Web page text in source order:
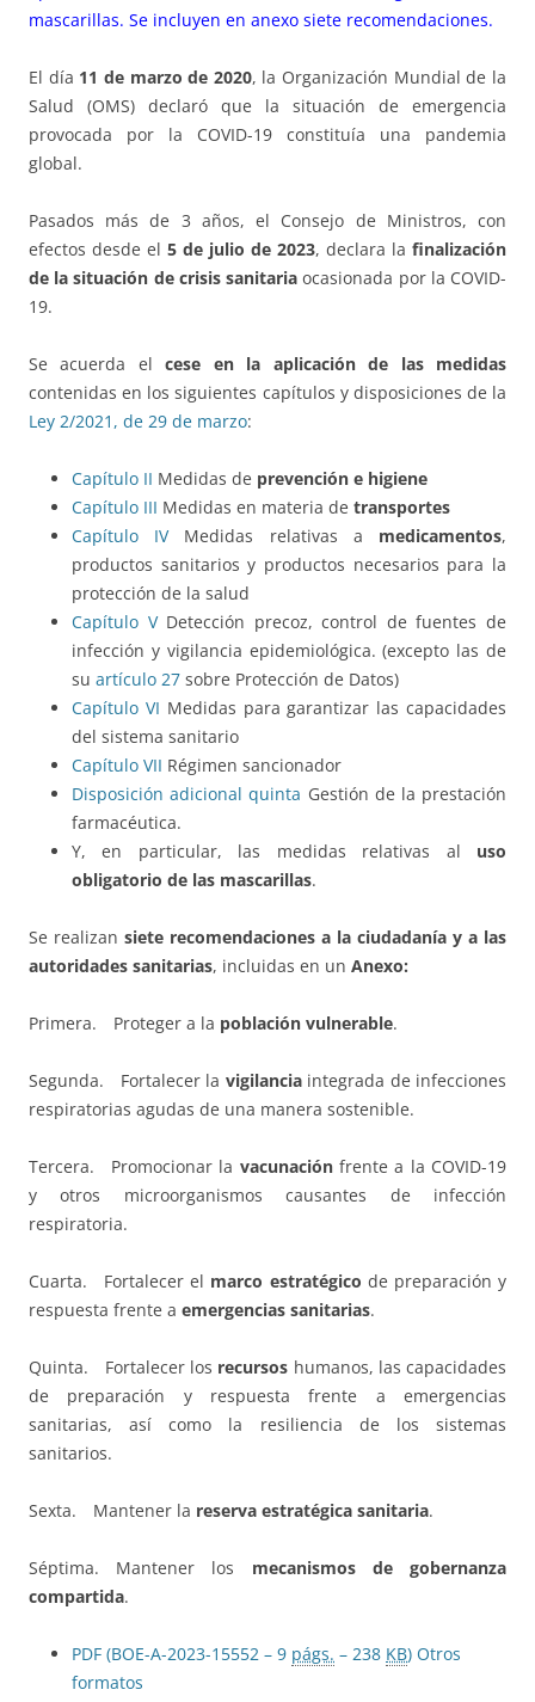
mascarillas. Se incluyen en anexo siete recomendaciones.
El día 11 de marzo de 2020, la Organización Mundial de la
Salud (OMS) declaró que la situación de emergencia
provocada por la COVID-19 constituía una pandemia
global.
Pasados más de 3 años, el Consejo de Ministros, con
efectos desde el 5 de julio de 2023, declara la finalización
de la situación de crisis sanitaria ocasionada por la COVID-
19.
Se acuerda elcese en la aplicación de las medidas
contenidas en los siguientes capítulos y disposiciones de la
Ley 2/2021, de 29 de marzo:
Capítulo II Medidas de prevención e higiene
Capítulo III Medidas en materia de transportes
Capítulo IVMedidas relativas a medicamentos,
productos sanitarios y productos necesarios para la
protección de la salud
Capítulo VDetección precoz, control de fuentes de
infección y vigilancia epidemiológica. (excepto las de
su artículo 27 sobre Protección de Datos)
Capítulo VI Medidas para garantizar las capacidades
del sistema sanitario
Capítulo VII Régimen sancionador
Disposición adicional quinta Gestión de la prestación
farmacéutica.
Y, en particular, las medidas relativas al uso
obligatorio de las mascarillas.
Se realizan siete recomendaciones a la ciudadanía y a las
autoridades sanitarias, incluidas en un Anexo:
Primera. Proteger a la población vulnerable.
Segunda. Fortalecer la vigilanciaintegrada de infecciones
respiratorias agudas de una manera sostenible.
Tercera. Promocionar la vacunaciónfrente a la COVID-19
y otros microorganismos causantes de infección
respiratoria.
Cuarta. Fortalecer el marco estratégico de preparación y
respuesta frente a emergencias sanitarias.
Quinta. Fortalecer los recursos humanos, las capacidades
de preparación y respuesta frente a emergencias
sanitarias, así como la resiliencia de los sistemas
sanitarios.
Sexta. Mantener la reserva estratégica sanitaria.
Séptima. Mantener los mecanismos de gobernanza
compartida.
PDF (BOE-A-2023-15552 – 9 págs. – 238 KB) Otros
formatos